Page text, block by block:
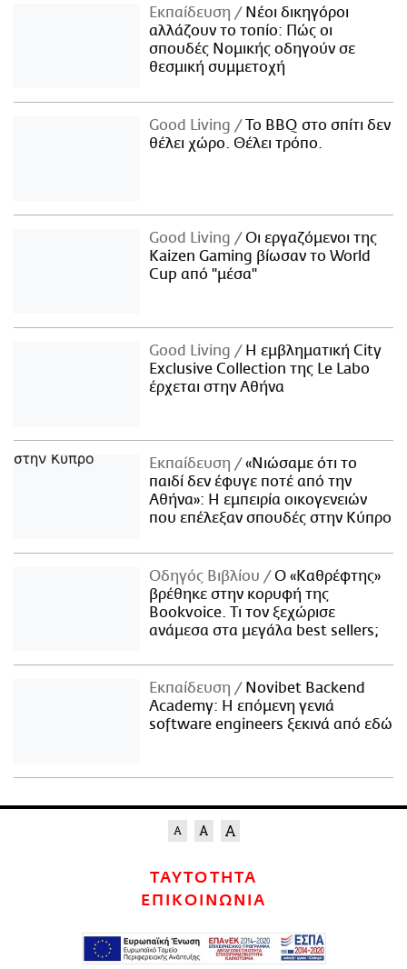
Εκπαίδευση
Νέοι δικηγόροι
αλλάζουν το τοπίο: Πώς οι
σπουδές Νομικής οδηγούν σε
θεσμική συμμετοχή
Good Living
Το BBQ στο σπίτι δεν
θέλει χώρο. Θέλει τρόπο.
Good Living
Οι εργαζόμενοι της
Kaizen Gaming βίωσαν το World
Cup από "μέσα"
Good Living
Η εμβληματική City
Exclusive Collection της Le Labo
έρχεται στην Αθήνα
Εκπαίδευση
«Νιώσαμε ότι το
παιδί δεν έφυγε ποτέ από την
Αθήνα»: Η εμπειρία οικογενειών
που επέλεξαν σπουδές στην Κύπρο
Οδηγός Βιβλίου
Ο «Καθρέφτης»
βρέθηκε στην κορυφή της
Bookvoice. Τι τον ξεχώρισε
ανάμεσα στα μεγάλα best sellers;
Εκπαίδευση
Novibet Backend
Academy: Η επόμενη γενιά
software engineers ξεκινά από εδώ
ΤΑΥΤΟΤΗΤΑ
ΕΠΙΚΟΙΝΩΝΙΑ